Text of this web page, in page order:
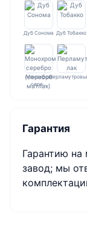
Дуб Сонома Дуб Тобакко
Монохром
сере…
Гарантия
Гарантию на
завод; мы